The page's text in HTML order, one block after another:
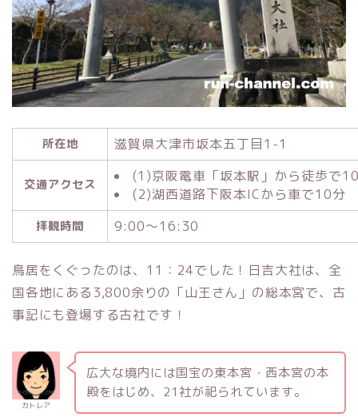
所在地 滋賀県大津市坂本五丁目1-1
交通アクセス
(1)京阪電車「坂本駅」から徒歩で
(2)湖西道路下阪本ICから車で10分
拝観時間 9:00～16:30
鳥居をくぐったのは、11：24でした！日吉大社は、全
国各地にある3,800余りの「山王さん」の総本宮で、古
事記にも登場する古社です！
カトレア
広大な境内には国宝の東本宮・西本宮の本
殿をはじめ、21社が祀られています。